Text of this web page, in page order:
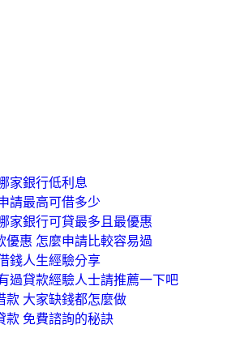
家銀行低利息
請最高可借多少
家銀行可貸最多且最優惠
優惠 怎麼申請比較容易過
錢人生經驗分享
過貸款經驗人士請推薦一下吧
款 大家缺錢都怎麼做
款 免費諮詢的秘訣